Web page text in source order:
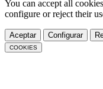
You can accept all
configure or reject their
Aceptar Configurar
COOKIES